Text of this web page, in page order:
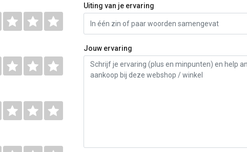
Uiting van je ervaring
Jouw ervaring